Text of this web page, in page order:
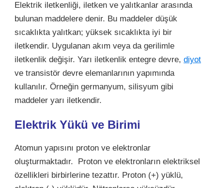
Elektrik iletkenliği, iletken ve yalıtkanlar arasında
bulunan maddelere denir. Bu maddeler düşük
sıcaklıkta yalıtkan; yüksek sıcaklıkta iyi bir
iletkendir. Uygulanan akım veya da gerilimle
iletkenlik değişir. Yarı iletkenlik entegre devre, diyot
ve transistör devre elemanlarının yapımında
kullanılır. Örneğin germanyum, silisyum gibi
maddeler yarı iletkendir.
Elektrik Yükü ve Birimi
Atomun yapısını proton ve elektronlar
oluşturmaktadır. Proton ve elektronların elektriksel
özellikleri birbirlerine tezattır. Proton (+) yüklü,